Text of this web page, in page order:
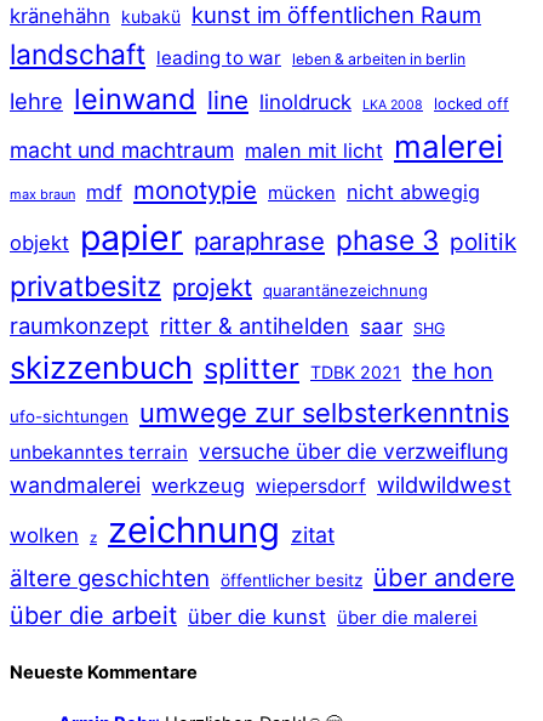
kränehähn kubakü kunst im öffentlichen Raum
landschaft leading to war leben & arbeiten in berlin
lehre leinwand line linoldruck LKA 2008 locked off
macht und machtraum malen mit licht malerei
max braun mdf monotypie mücken nicht abwegig
objekt papier paraphrase phase 3 politik
privatbesitz projekt quarantänezeichnung
raumkonzept ritter & antihelden saar SHG
skizzenbuch splitter TDBK 2021 the hon
ufo-sichtungen umwege zur selbsterkenntnis
unbekanntes terrain versuche über die verzweiflung
wandmalerei werkzeug wiepersdorf wildwildwest
wolken z zeichnung zitat
ältere geschichten öffentlicher besitz über andere
über die arbeit über die kunst über die malerei
Neueste Kommentare